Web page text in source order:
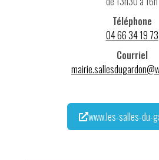
Téléphone
04 66 34 19 73
Courriel
www.les-salles-du-